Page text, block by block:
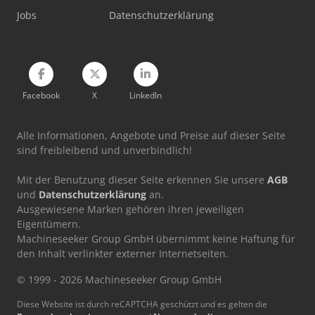
Jobs Datenschutzerklärung
Facebook X LinkedIn
Alle Informationen, Angebote und Preise auf dieser Seite
sind freibleibend und unverbindlich!
Mit der Benutzung dieser Seite erkennen Sie unsere AGB
und Datenschutzerklärung an.
Ausgewiesene Marken gehören ihren jeweiligen
Eigentümern.
Machineseeker Group GmbH übernimmt keine Haftung für
den Inhalt verlinkter externer Internetseiten.
© 1999 - 2026 Machineseeker Group GmbH
Diese Website ist durch reCAPTCHA geschützt und es gelten die